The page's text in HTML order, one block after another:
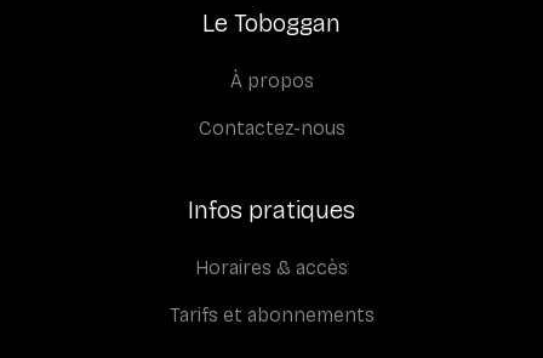
Le Toboggan
À propos
Contactez-nous
Infos pratiques
Horaires & accès
Tarifs et abonnements